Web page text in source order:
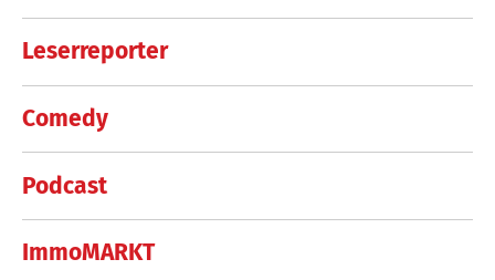
Leserreporter
Comedy
Podcast
ImmoMARKT